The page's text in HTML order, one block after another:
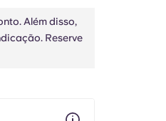
os pais
Além disso,
Reserve